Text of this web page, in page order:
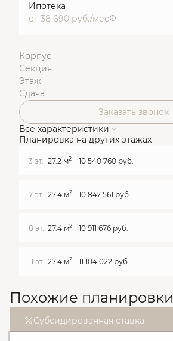
Ипотека
от 38 690 руб./мес
Корпус
Секция
Этаж
Сдача
Заказать звонок
Все характеристики
Планировка на других этажах
3 эт. 27.2 м2 10 540 760 руб.
7 эт. 27.4 м2 10 847 561 руб.
8 эт. 27.4 м2 10 911 676 руб.
11 эт. 27.4 м2 11 104 022 руб.
Похожие планировки
Субсидированная ставка